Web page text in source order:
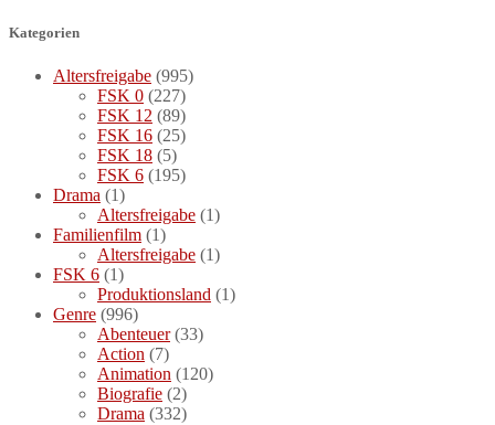
Kategorien
Altersfreigabe (995)
FSK 0 (227)
FSK 12 (89)
FSK 16 (25)
FSK 18 (5)
FSK 6 (195)
Drama (1)
Altersfreigabe (1)
Familienfilm (1)
Altersfreigabe (1)
FSK 6 (1)
Produktionsland (1)
Genre (996)
Abenteuer(33)
Action (7)
Animation (120)
Biografie (2)
Drama (332)